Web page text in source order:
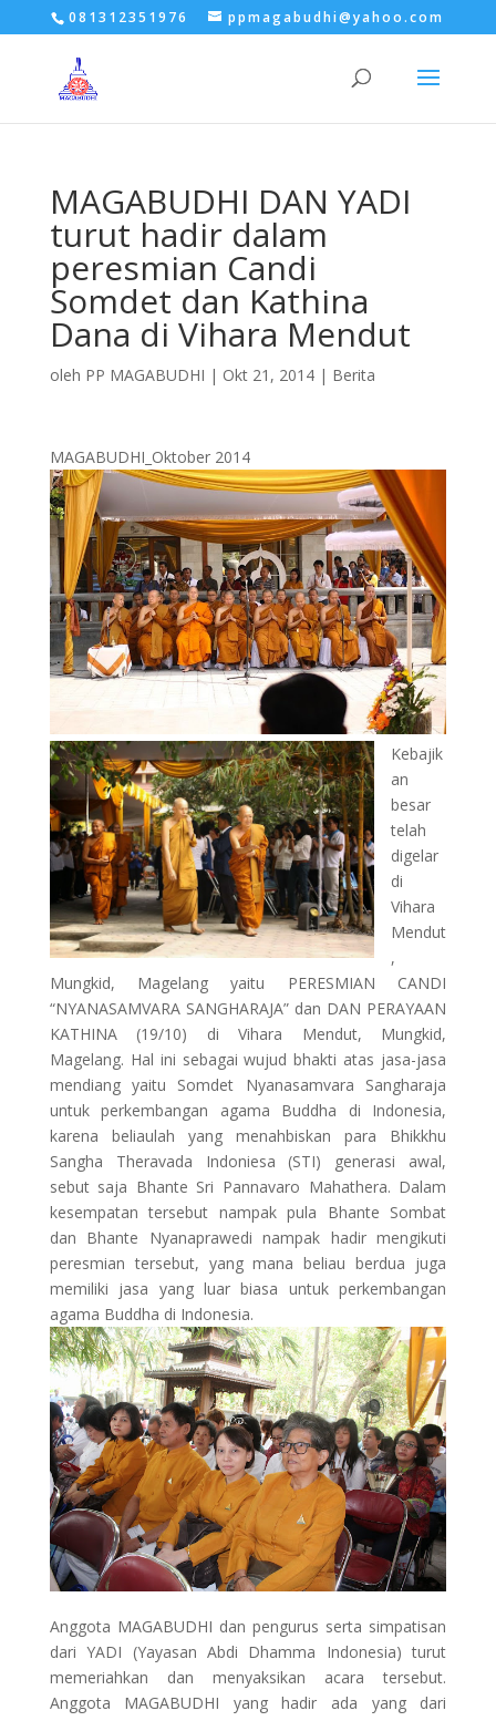
081312351976 ppmagabudhi@yahoo.com
MAGABUDHI DAN YADI
turut hadir dalam
peresmian Candi
Somdet dan Kathina
Dana di Vihara Mendut
oleh PP MAGABUDHI | Okt 21, 2014| Berita
MAGABUDHI_Oktober 2014
Kebajik
an
besar
telah
digelar
di
Vihara
Mendut
,
Mungkid, Magelang yaitu PERESMIAN CANDI
“NYANASAMVARA SANGHARAJA” dan DAN PERAYAAN
KATHINA (19/10) di Vihara Mendut, Mungkid,
Magelang. Hal ini sebagai wujud bhakti atas jasa-jasa
mendiang yaitu Somdet Nyanasamvara Sangharaja
untuk perkembangan agama Buddha di Indonesia,
karena beliaulah yang menahbiskan para Bhikkhu
Sangha Theravada Indoniesa (STI) generasi awal,
sebut saja Bhante Sri Pannavaro Mahathera. Dalam
kesempatan tersebut nampak pula Bhante Sombat
dan Bhante Nyanaprawedi nampak hadir mengikuti
peresmian tersebut, yang mana beliau berdua juga
memiliki jasa yang luar biasa untuk perkembangan
agama Buddha di Indonesia.
Anggota MAGABUDHI dan pengurus serta simpatisan
dari YADI (Yayasan Abdi Dhamma Indonesia) turut
memeriahkan dan menyaksikan acara tersebut.
Anggota MAGABUDHI yang hadir ada yang dari